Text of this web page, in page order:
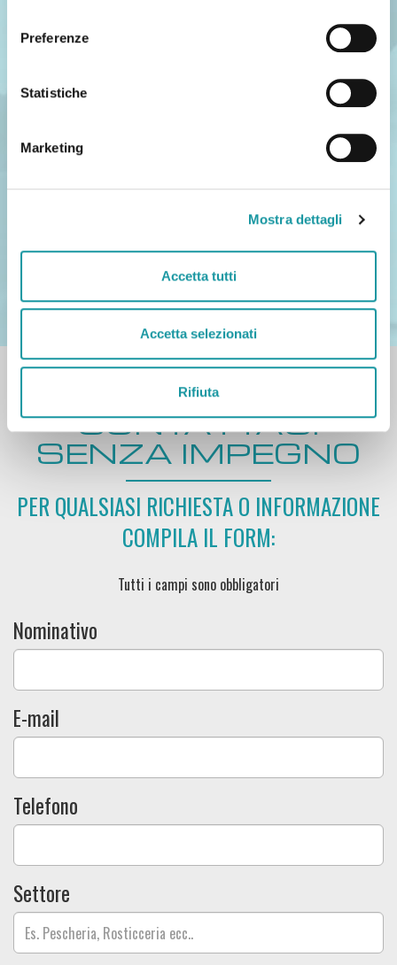
Preferenze
Statistiche
Marketing
Mostra dettagli
Accetta tutti
Accetta selezionati
Rifiuta
manutenzione
completo di foto che ne
la lettura e la consultazione
anche dopo molti anni
dall’acquisto
Personale
cordiale e competente
CONTATTACI
SENZA IMPEGNO
PER QUALSIASI RICHIESTA O INFORMAZIONE
COMPILA IL FORM:
Tutti i campi sono obbligatori
Nominativo
E-mail
Telefono
Settore